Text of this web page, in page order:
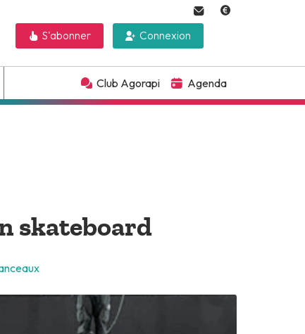
Connexion
S'abonner
Club Agorapi Agenda
skateboard